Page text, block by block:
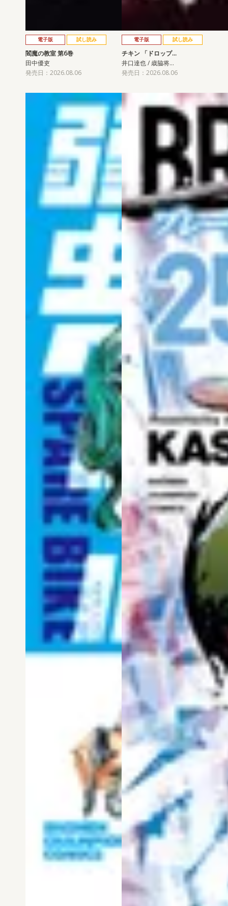
電子版 試し読み
閻魔の教室 第6巻
田中優吏
発売日：2026.08.06
電子版 試し読み
チキン 「ドロップ…
井口達也 / 歳脇将…
発売日：2026.08.06